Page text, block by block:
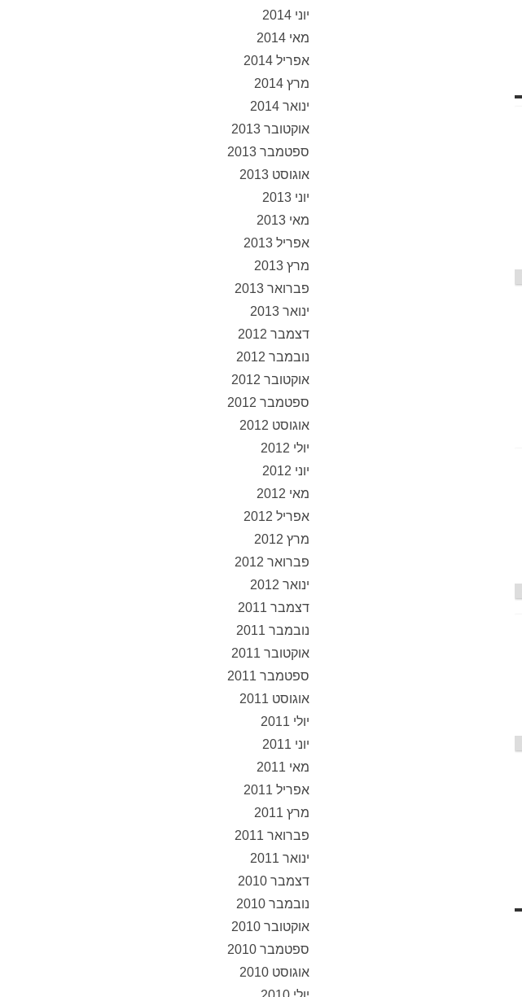
יוני 2014
מאי 2014
אפריל 2014
מרץ 2014
ינואר 2014
אוקטובר 2013
ספטמבר 2013
אוגוסט 2013
יוני 2013
מאי 2013
אפריל 2013
מרץ 2013
פברואר 2013
ינואר 2013
דצמבר 2012
נובמבר 2012
אוקטובר 2012
ספטמבר 2012
אוגוסט 2012
יולי 2012
יוני 2012
מאי 2012
אפריל 2012
מרץ 2012
פברואר 2012
ינואר 2012
דצמבר 2011
נובמבר 2011
אוקטובר 2011
ספטמבר 2011
אוגוסט 2011
יולי 2011
יוני 2011
מאי 2011
אפריל 2011
מרץ 2011
פברואר 2011
ינואר 2011
דצמבר 2010
נובמבר 2010
אוקטובר 2010
ספטמבר 2010
אוגוסט 2010